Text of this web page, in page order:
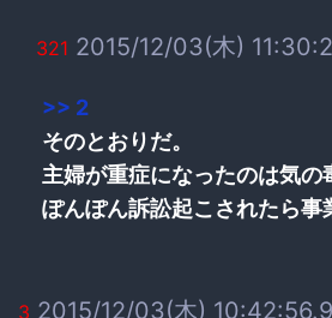
321 2015/12/03(木)
>> 2
そのとおりだ。
主婦が重症になったのは気の
ぽんぽん訴訟起こされたら事
3 2015/12/03(木)